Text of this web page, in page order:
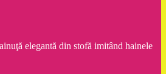
elegantă din stofă imitând hainele